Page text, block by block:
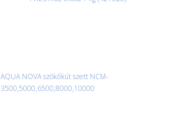
AQUA NOVA szökőkút szett NCM-
3500,5000,6500,8000,10000